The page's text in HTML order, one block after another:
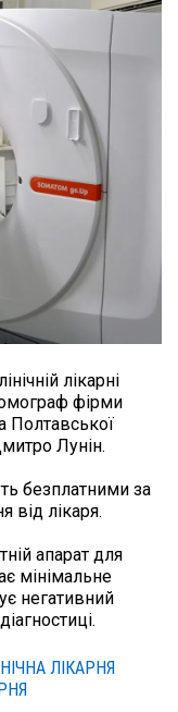
лікарні
фірми
Полтавської
Лунін.
безплатними за
від лікаря.
апарат для
мінімальне
негативний
ЛІКАРНЯ